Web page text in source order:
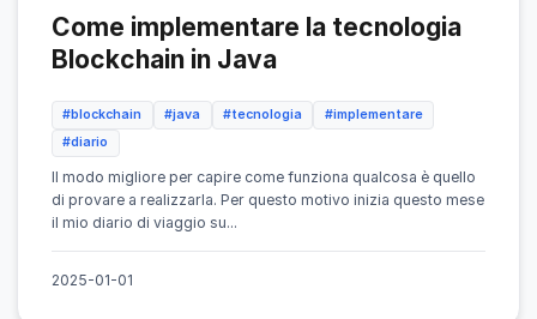
Come implementare la tecnologia
Blockchain in Java
#blockchain #java #tecnologia
#implementare
#diario
Il modo migliore per capire come funziona qualcosa è quello
di provare a realizzarla. Per questo motivo inizia questo mese
il mio diario di viaggio su...
2025-01-01